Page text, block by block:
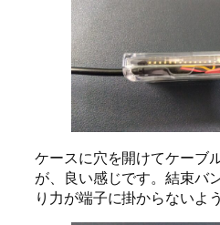
ケースに穴を開けてケーブ
が、良い感じです。結束バ
り力が端子に掛からないよ